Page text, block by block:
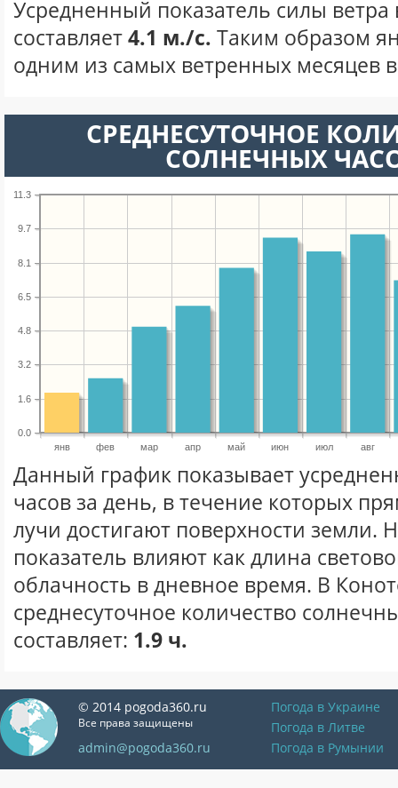
Усредненный показатель силы ветра
составляет4.1 м./с. Таким образом
одним из самых ветренных месяцев в
СРЕДНЕСУТОЧНОЕ
СОЛНЕЧНЫХ
янв фев мар апр май июн июл авг
0.0
1.6
3.2
4.8
6.5
8.1
9.7
11.3
Данный график показывает
часов за день, в течение которых
лучи достигают поверхности земли.
показатель влияют как длина
облачность в дневное время. В
среднесуточное количество
составляет: 1.9 ч.
© 2014 pogoda360.ru
Все права защищены
admin@pogoda360.ru
Погода в Украине
Погода в Литве
Погода в Румынии